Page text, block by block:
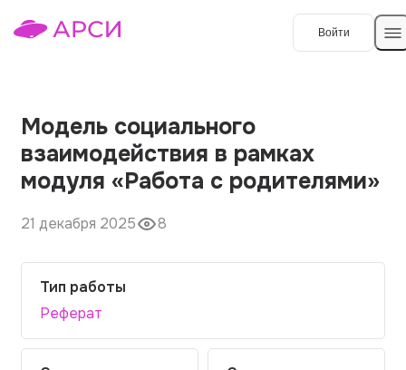
Войти
Наши гарантии
Порядок оплаты
Модель социального
взаимодействия в рамках
модуля «Работа с родителями»
21 декабря 2025 8
Тип работы
Реферат